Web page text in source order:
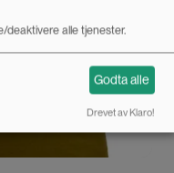
deaktivere alle tjenester.
Godta alle
Drevet av Klaro!